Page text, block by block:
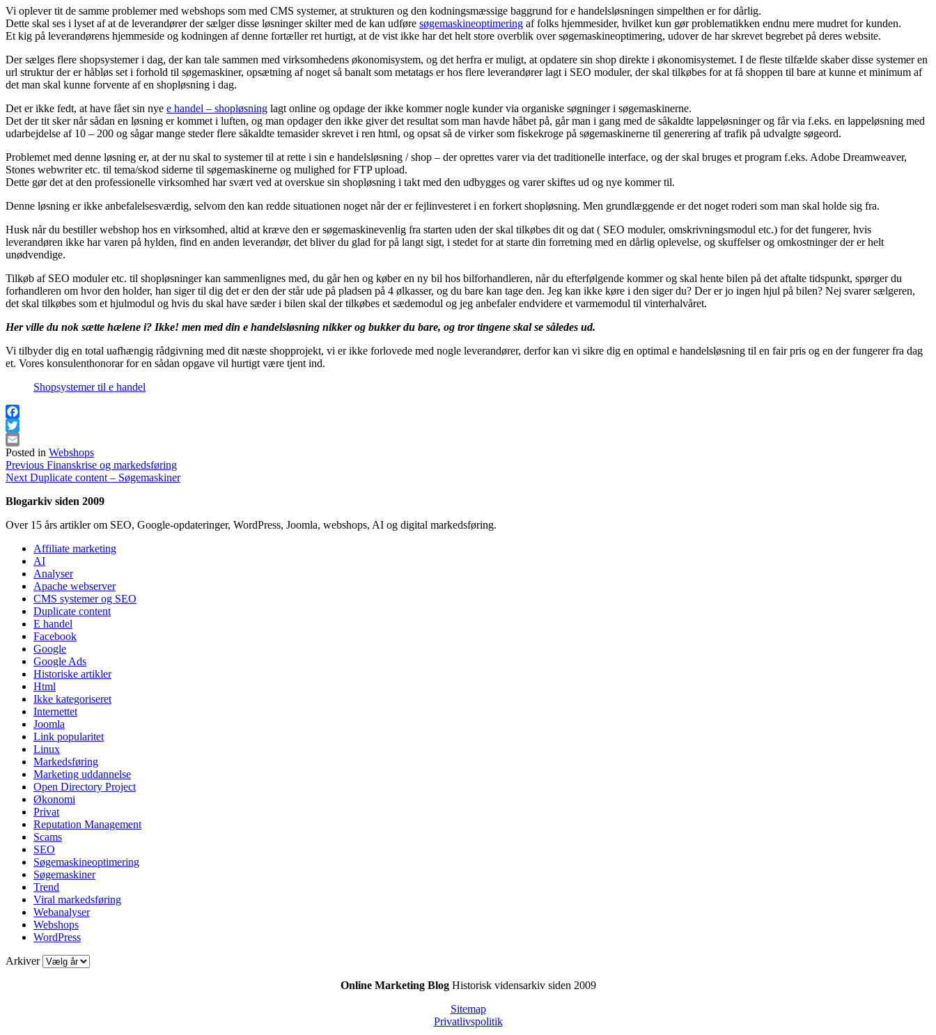
Vi oplever tit de samme problemer med webshops som med CMS systemer, at strukturen og den kodningsmæssige baggrund for e handelsløsningen simpelthen er for dårlig.
Dette skal ses i lyset af at de leverandører der sælger disse løsninger skilter med de kan udføre søgemaskineoptimering af folks hjemmesider, hvilket kun gør problematikken endnu mere mudret for kunden.
Et kig på leverandørens hjemmeside og kodningen af denne fortæller ret hurtigt, at de vist ikke har det helt store overblik over søgemaskineoptimering, udover de har skrevet begrebet på deres website.
Der sælges flere shopsystemer i dag, der kan tale sammen med virksomhedens økonomisystem, og det herfra er muligt, at opdatere sin shop direkte i økonomisystemet. I de fleste tilfælde skaber disse systemer en
url struktur der er håbløs set i forhold til søgemaskiner, opsætning af noget så banalt som metatags er hos flere leverandører lagt i SEO moduler, der skal tilkøbes for at få shoppen til bare at kunne et minimum af
det man skal kunne forvente af en shopløsning i dag.
Det er ikke fedt, at have fået sin nye e handel – shopløsning lagt online og opdage der ikke kommer nogle kunder via organiske søgninger i søgemaskinerne.
Det der tit sker når sådan en løsning er kommet i luften, og man opdager den ikke giver det resultat som man havde håbet på, går man i gang med de såkaldte lappeløsninger og får via f.eks. en lappeløsning med
udarbejdelse af 10 – 200 og sågar mange steder flere såkaldte temasider skrevet i ren html, og opsat så de virker som fiskekroge på søgemaskinerne til generering af trafik på udvalgte søgeord.
Problemet med denne løsning er, at der nu skal to systemer til at rette i sin e handelsløsning / shop – der oprettes varer via det traditionelle interface, og der skal bruges et program f.eks. Adobe Dreamweaver,
Stones webwriter etc. til tema/skod siderne til søgemaskinerne og mulighed for FTP upload.
Dette gør det at den professionelle virksomhed har svært ved at overskue sin shopløsning i takt med den udbygges og varer skiftes ud og nye kommer til.
Denne løsning er ikke anbefalelsesværdig, selvom den kan redde situationen noget når der er fejlinvesteret i en forkert shopløsning. Men grundlæggende er det noget roderi som man skal holde sig fra.
Husk når du bestiller webshop hos en virksomhed, altid at kræve den er søgemaskinevenlig fra starten uden der skal tilkøbes dit og dat ( SEO moduler, omskrivningsmodul etc.) for det fungerer, hvis
leverandøren ikke har varen på hylden, find en anden leverandør, det bliver du glad for på langt sigt, i stedet for at starte din forretning med en dårlig oplevelse, og skuffelser og omkostninger der er helt
unødvendige.
Tilkøb af SEO moduler etc. til shopløsninger kan sammenlignes med, du går hen og køber en ny bil hos bilforhandleren, når du efterfølgende kommer og skal hente bilen på det aftalte tidspunkt, spørger du
forhandleren om hvor den holder, han siger til dig det er den der står ude på pladsen på 4 ølkasser, og du bare kan tage den. Jeg kan ikke køre i den siger du? Der er jo ingen hjul på bilen? Nej svarer sælgeren,
det skal tilkøbes som et hjulmodul og hvis du skal have sæder i bilen skal der tilkøbes et sædemodul og jeg anbefaler endvidere et varmemodul til vinterhalvåret.
Her ville du nok sætte hælene i? Ikke! men med din e handelsløsning nikker og bukker du bare, og tror tingene skal se således ud.
Vi tilbyder dig en total uafhængig rådgivning med dit næste shopprojekt, vi er ikke forlovede med nogle leverandører, derfor kan vi sikre dig en optimal e handelsløsning til en fair pris og en der fungerer fra dag
et. Vores konsulenthonorar for en sådan opgave vil hurtigt være tjent ind.
Shopsystemer til e handel
Facebook
Twitter
Email
Posted in Webshops
Indlægsnavigation
Previous Previous
post:
Finanskrise og markedsføring
Next Next
Duplicate content – Søgemaskiner
Blogarkiv siden 2009
Over 15 års artikler om SEO, Google-opdateringer, WordPress, Joomla, webshops, AI og digital markedsføring.
Affiliate marketing
AI
Analyser
Apache webserver
CMS systemer og SEO
Duplicate content
E handel
Facebook
Google
Google Ads
Historiske artikler
Html
Ikke kategoriseret
Internettet
Joomla
Link popularitet
Linux
Markedsføring
Marketing uddannelse
Open Directory Project
Økonomi
Privat
Reputation Management
Scams
SEO
Søgemaskineoptimering
Søgemaskiner
Trend
Viral markedsføring
Webanalyser
Webshops
WordPress
Arkiver
Online Marketing BlogHistorisk vidensarkiv siden 2009
Sitemap
Privatlivspolitik